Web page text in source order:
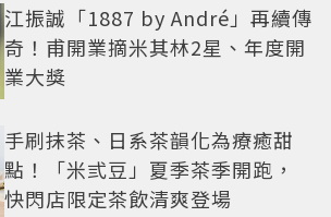
江振誠「1887 by André」再續傳
奇！甫開業摘米其林2星、年度開
業大獎
手刷抹茶、日系茶韻化為療癒甜
點！「米弎豆」夏季茶季開跑，
快閃店限定茶飲清爽登場